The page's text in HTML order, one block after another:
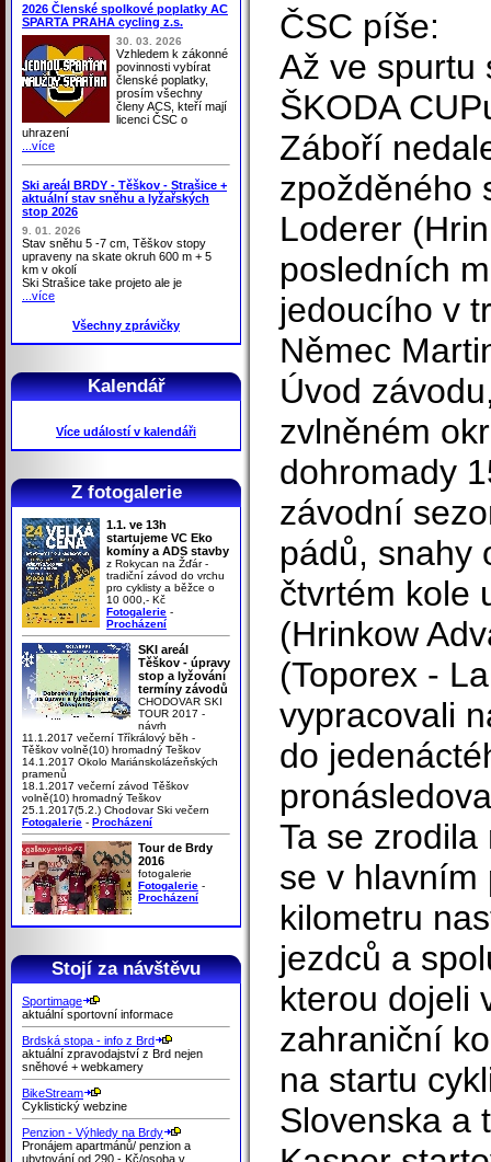
2026 Členské spolkové poplatky AC
SPARTA PRAHA cycling z.s.
30. 03. 2026
Vzhledem k zákonné
povinnosti vybírat
členské poplatky,
prosím všechny
členy ACS, kteří mají
licenci ČSC o
uhrazení
...více
Ski areál BRDY - Těškov - Strašice +
aktuální stav sněhu a lyžařských
stop 2026
9. 01. 2026
Stav sněhu 5 -7 cm, Těškov stopy
upraveny na skate okruh 600 m + 5
km v okolí
Ski Strašice take projeto ale je
...více
Všechny zprávičky
Kalendář
Více událostí v kalendáři
Z fotogalerie
1.1. ve 13h
startujeme VC Eko
komíny a ADS stavby
z Rokycan na Žďár -
tradiční závod do vrchu
pro cyklisty a běžce o
10 000,- Kč
Fotogalerie -
Procházení
SKI areál
Těškov - úpravy
stop a lyžování
termíny závodů
CHODOVAR SKI
TOUR 2017 -
návrh
11.1.2017 večerní Tříkrálový běh -
Těškov volně(10) hromadný Teškov
14.1.2017 Okolo Mariánskolázeňských
pramenů
18.1.2017 večerní závod Těškov
volně(10) hromadný Teškov
25.1.2017(5.2.) Chodovar Ski večern
Fotogalerie - Procházení
Tour de Brdy
2016
fotogalerie
Fotogalerie -
Procházení
Stojí za návštěvu
Sportimage
aktuální sportovní informace
Brdská stopa - info z Brd
aktuální zpravodajství z Brd nejen
sněhové + webkamery
BikeStream
Cyklistický webzine
Penzion - Výhledy na Brdy
Pronájem apartmánů/ penzion a
ubytování od 290,- Kč/osoba v
ČSC píše:
Až ve spurtu
ŠKODA
Záboří
zpožděného
Loderer
posledních
jedoucího v
Němec
Úvod
zvlněném
dohromady
závodní
pádů, snahy
čtvrtém kole
(Hrinkow
(Toporex -
vypracovali
do
Ta se
se v hlavním
kilometru
jezdců a
kterou dojeli
zahraniční
na startu
Slovenska a